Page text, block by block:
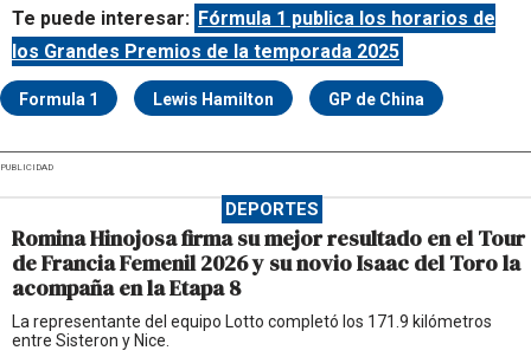
Te puede interesar: Fórmula 1 publica los horarios de
los Grandes Premios de la temporada 2025
Formula 1 Lewis Hamilton GP de China
PUBLICIDAD
DEPORTES
Romina Hinojosa firma su mejor resultado en el Tour
de Francia Femenil 2026 y su novio Isaac del Toro la
acompaña en la Etapa 8
La representante del equipo Lotto completó los 171.9 kilómetros
entre Sisteron y Nice.